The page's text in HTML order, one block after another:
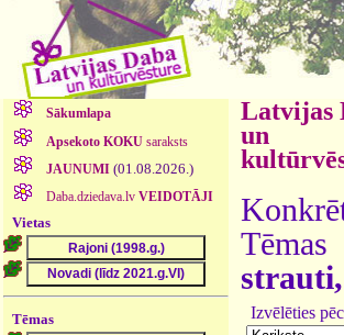
Sākumlapa
Apsekoto KOKUsaraksts
JAUNUMI (01.08.2026.)
Daba.dziedava.lv VEIDOTĀJI
Vietas
Tēmas
Latvijas
un
Tēmas
Izvēlēties